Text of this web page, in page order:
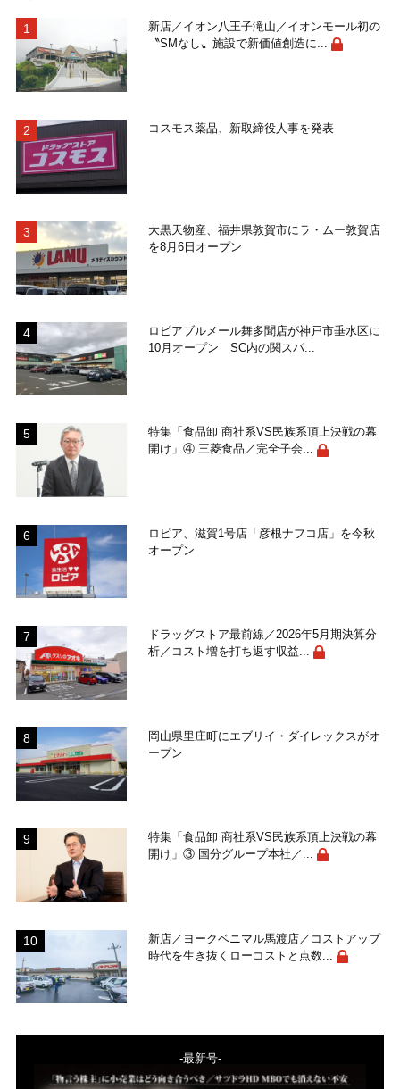
新店／イオン八王子滝山／イオンモール初の
〝SMなし〟施設で新価値創造に...
コスモス薬品、新取締役人事を発表
大黒天物産、福井県敦賀市にラ・ムー敦賀店
を8月6日オープン
ロピアブルメール舞多聞店が神戸市垂水区に
10月オープン SC内の関スパ...
特集「食品卸 商社系VS民族系頂上決戦の幕
開け」④ 三菱食品／完全子会...
ロピア、滋賀1号店「彦根ナフコ店」を今秋
オープン
ドラッグストア最前線／2026年5月期決算分
析／コスト増を打ち返す収益...
岡山県里庄町にエブリイ・ダイレックスがオ
ープン
特集「食品卸 商社系VS民族系頂上決戦の幕
開け」③ 国分グループ本社／...
新店／ヨークベニマル馬渡店／コストアップ
時代を生き抜くローコストと点数...
-最新号-